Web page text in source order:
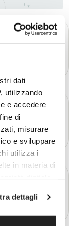
dati
utilizzando
e accedere
di
misurare
e sviluppare
utilizza i
in materia di
qualsiasi
facendo clic
dettagli